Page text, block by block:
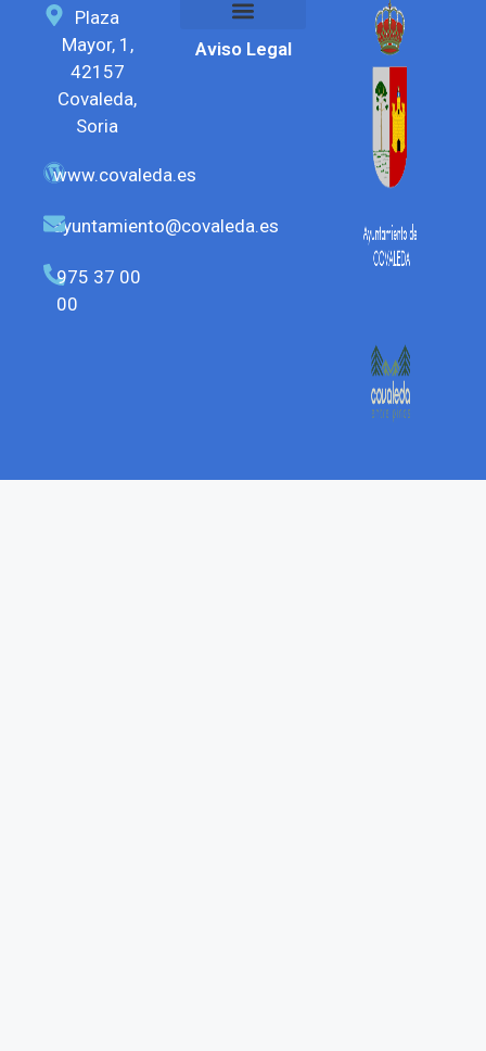
Plaza
Mayor, 1,
42157
Covaleda,
Soria
www.covaleda.es
ayuntamiento@covaleda.es
975 37 00
00
Aviso Legal